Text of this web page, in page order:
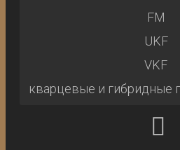
FM
UKF
VKF
кварцевые и гибридные